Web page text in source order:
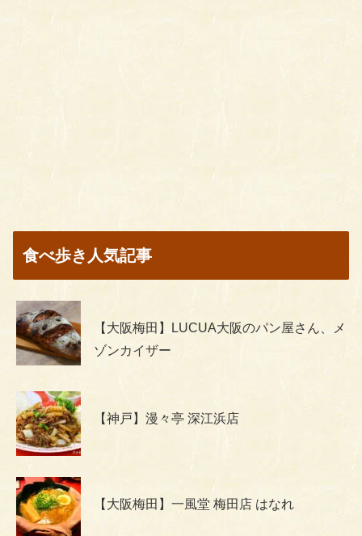
食べ歩き人気記事
【大阪梅田】LUCUA大阪のパン屋さん、メ
ゾンカイザー
【神戸】漫々亭 深江浜店
【大阪梅田】一風堂 梅田店 はなれ